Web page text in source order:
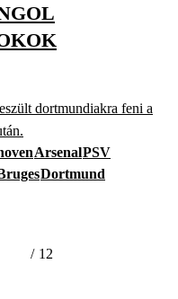
dortmundiakra feni a
ArsenalPSV
Dortmund
/ 12